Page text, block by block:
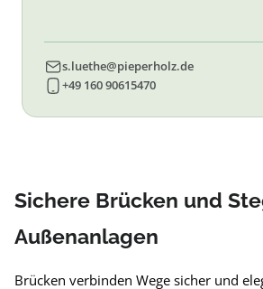
s.luethe@pieperholz.de
+49 160 90615470
Sichere Brücken und
Außenanlagen
Brücken verbinden Wege sicher und